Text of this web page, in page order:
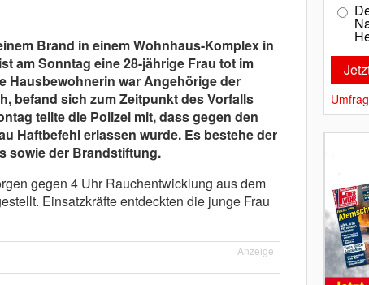
Brand in einem Wohnhaus-Komplex in
am Sonntag eine 28-jährige Frau tot im
Hausbewohnerin war Angehörige der
befand sich zum Zeitpunkt des Vorfalls
teilte die Polizei mit, dass gegen den
Haftbefehl erlassen wurde. Es bestehe der
sowie der Brandstiftung.
gegen 4 Uhr Rauchentwicklung aus dem
Einsatzkräfte entdeckten die junge Frau
Anzeige